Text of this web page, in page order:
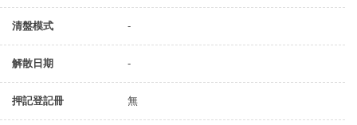
清盤模式 -
解散日期 -
押記登記冊 無